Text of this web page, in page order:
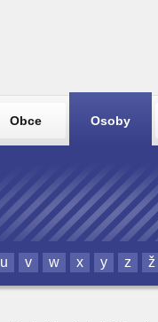
Obce Osoby
u v w x y z ž